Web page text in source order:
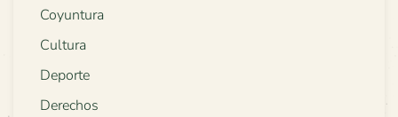
Coyuntura
Cultura
Deporte
Derechos